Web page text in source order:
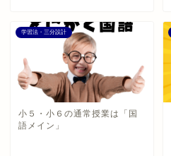
学習法・三分設計
小５・小６の通常授業は「国
語メイン」